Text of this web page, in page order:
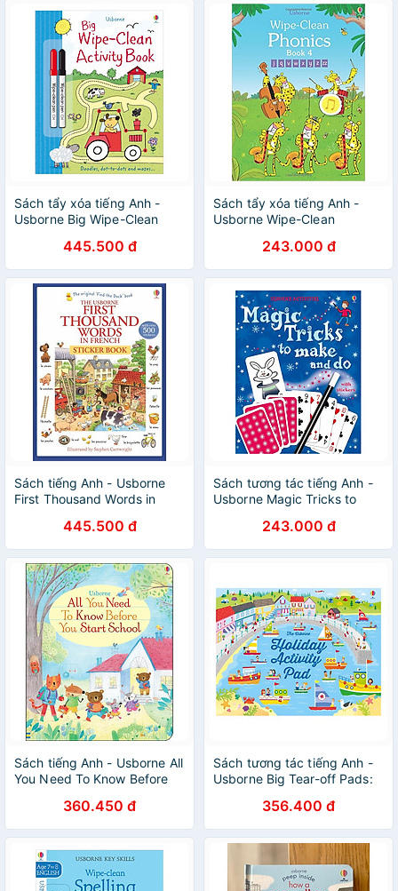
Sách tẩy xóa tiếng Anh -
Usborne Big Wipe-Clean
445.500 đ
Sách tẩy xóa tiếng Anh -
Usborne Wipe-Clean
243.000 đ
Sách tiếng Anh - Usborne
First Thousand Words in
445.500 đ
Sách tương tác tiếng Anh -
Usborne Magic Tricks to
243.000 đ
Sách tiếng Anh - Usborne All
You Need To Know Before
360.450 đ
Sách tương tác tiếng Anh -
Usborne Big Tear-off Pads:
356.400 đ